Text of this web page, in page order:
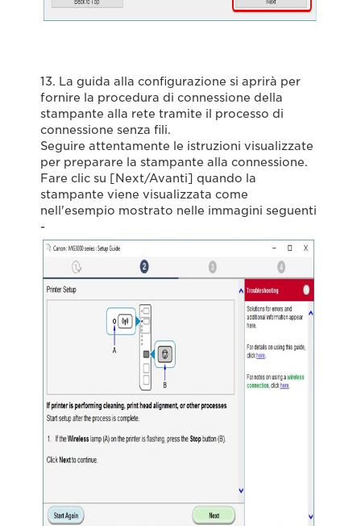
13. La guida alla configurazione si aprirà per
fornire la procedura di connessione della
stampante alla rete tramite il processo di
connessione senza fili.
Seguire attentamente le istruzioni visualizzate
per preparare la stampante alla connessione.
Fare clic su [Next/Avanti] quando la
stampante viene visualizzata come
nell'esempio mostrato nelle immagini seguenti
-